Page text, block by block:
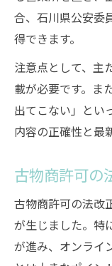
合、石川県公安委
得できます。
注意点として、主
載が必要です。ま
出てこない」とい
内容の正確性と最
古物商許可の
古物商許可の法改
が生じました。特
が進み、オンライ